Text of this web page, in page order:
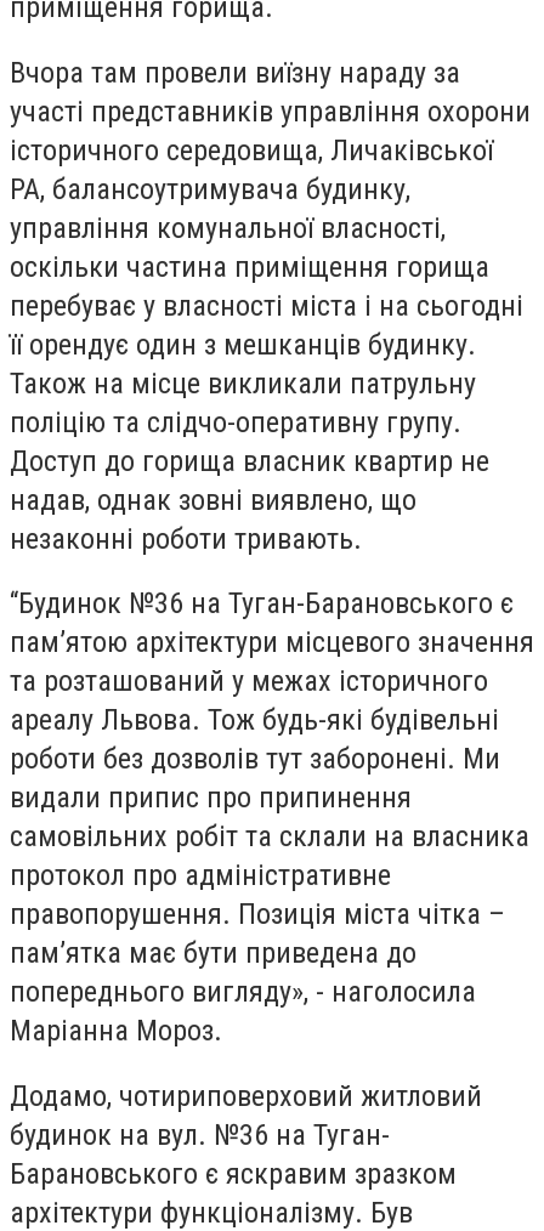
приміщення горища.
Вчора там провели виїзну нараду за
участі представників управління охорони
історичного середовища, Личаківської
РА, балансоутримувача будинку,
управління комунальної власності,
оскільки частина приміщення горища
перебуває у власності міста і на сьогодні
її орендує один з мешканців будинку.
Також на місце викликали патрульну
поліцію та слідчо-оперативну групу.
Доступ до горища власник квартир не
надав, однак зовні виявлено, що
незаконні роботи тривають.
“Будинок №36 на Туган-Барановського є
пам’ятою архітектури місцевого значення
та розташований у межах історичного
ареалу Львова. Тож будь-які будівельні
роботи без дозволів тут заборонені. Ми
видали припис про припинення
самовільних робіт та склали на власника
протокол про адміністративне
правопорушення. Позиція міста чітка –
пам’ятка має бути приведена до
попереднього вигляду», - наголосила
Маріанна Мороз.
Додамо, чотириповерховий житловий
будинок на вул. №36 на Туган-
Барановського є яскравим зразком
архітектури функціоналізму. Був